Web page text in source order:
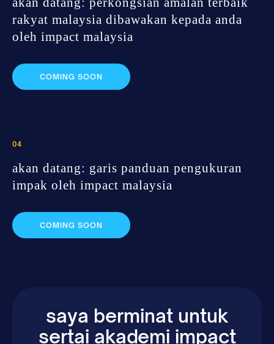
rakyat malaysia dibawakan kepada anda
oleh impact malaysia
COMING SOON
04
akan datang: garis panduan pengukuran
impak oleh impact malaysia
COMING SOON
saya berminat untuk
sertai akademi impact